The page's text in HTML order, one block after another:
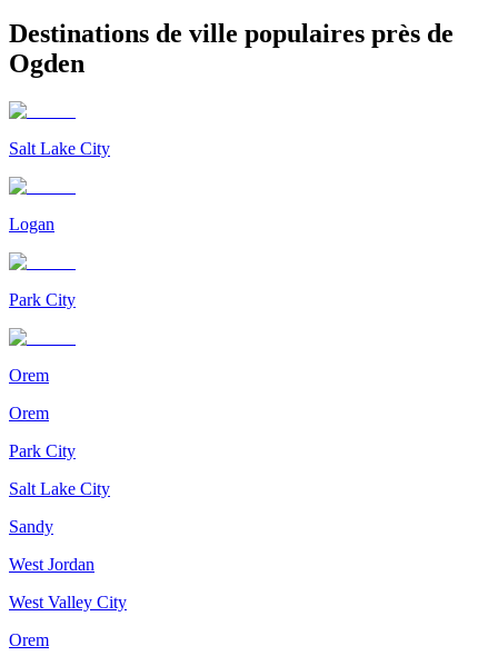
Destinations de ville populaires près de
Ogden
Salt Lake City
Logan
Park City
Orem
Orem
Park City
Salt Lake City
Sandy
West Jordan
West Valley City
Orem